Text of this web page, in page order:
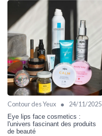
Contour des Yeux • 24/11/2025
Eye lips face cosmetics :
l'univers fascinant des produits
de beauté